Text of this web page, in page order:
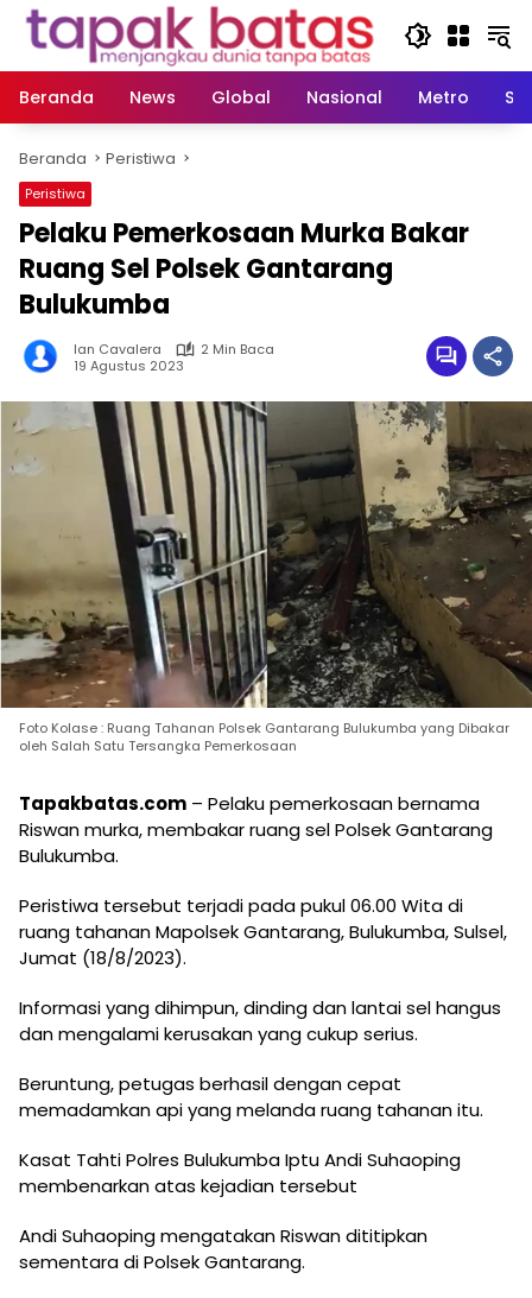
Langsung
Beranda
News Global Nasional Metro
Beranda Peristiwa
Peristiwa
Pelaku Pemerkosaan Murka Bakar
Ruang Sel Polsek Gantarang
Bulukumba
Ian Cavalera
2 Min Baca
19 Agustus 2023
Foto Kolase : Ruang Tahanan Polsek Gantarang Bulukumba yang Dibakar
oleh Salah Satu Tersangka Pemerkosaan
Tapakbatas.com – Pelaku pemerkosaan bernama
Riswan murka, membakar ruang sel Polsek Gantarang
Bulukumba.
Peristiwa tersebut terjadi pada pukul 06.00 Wita di
ruang tahanan Mapolsek Gantarang, Bulukumba, Sulsel,
Jumat (18/8/2023).
Informasi yang dihimpun, dinding dan lantai sel hangus
dan mengalami kerusakan yang cukup serius.
Beruntung, petugas berhasil dengan cepat
memadamkan api yang melanda ruang tahanan itu.
Kasat Tahti Polres Bulukumba Iptu Andi Suhaoping
membenarkan atas kejadian tersebut
Andi Suhaoping mengatakan Riswan dititipkan
sementara di Polsek Gantarang.